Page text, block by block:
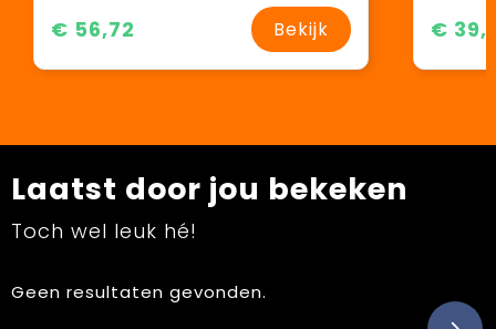
€ 56,72 Bekijk €
Laatst door jou bekeken
Toch wel leuk hé!
Geen resultaten gevonden.